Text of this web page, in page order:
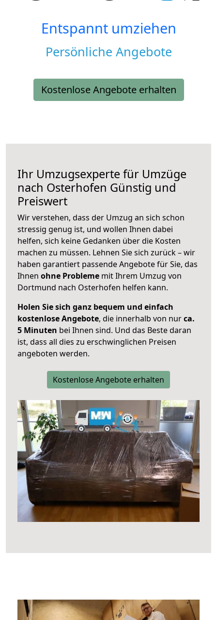
Entspannt umziehen
Persönliche Angebote
Kostenlose Angebote erhalten
Ihr Umzugsexperte für Umzüge
nach Osterhofen Günstig und
Preiswert
Wir verstehen, dass der Umzug an sich schon
stressig genug ist, und wollen Ihnen dabei
helfen, sich keine Gedanken über die Kosten
machen zu müssen. Lehnen Sie sich zurück – wir
haben garantiert passende Angebote für Sie, das
Ihnen ohne Probleme mit Ihrem Umzug von
Dortmund nach Osterhofen helfen kann.
Holen Sie sich ganz bequem und einfach
kostenlose Angebote, die innerhalb von nurca.
5 Minuten bei Ihnen sind. Und das Beste daran
ist, dass all dies zu erschwinglichen Preisen
angeboten werden.
Kostenlose Angebote erhalten